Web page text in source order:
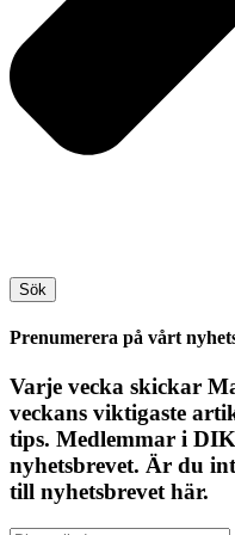
Sök
Prenumerera på vårt
Varje vecka skickar
veckans viktigaste
tips. Medlemmar i
nyhetsbrevet. Är du
till nyhetsbrevet här.